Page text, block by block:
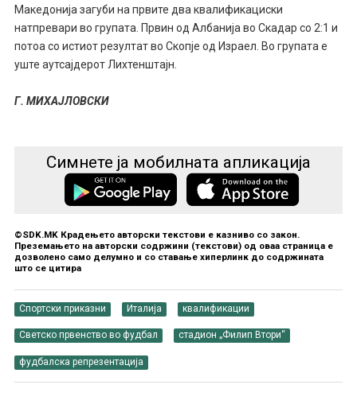
Македонија загуби на првите два квалификациски
натпревари во групата. Првин од Албанија во Скадар со 2:1 и
потоа со истиот резултат во Скопје од Израел. Во групата е
уште аутсајдерот Лихтенштајн.
Г. МИХАЈЛОВСКИ
Симнете ја мобилната апликација
©SDK.MK Крадењето авторски текстови е казниво со закон.
Преземањето на авторски содржини (текстови) од оваа страница е
дозволено само делумно и со ставање хиперлинк до содржината
што се цитира
Спортски приказни Италија квалификации
Светско првенство во фудбал стадион „Филип Втори“
фудбалска репрезентација